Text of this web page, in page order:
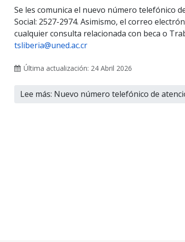
Se les comunica el nuevo número telefónico
Social: 2527-2974. Asimismo, el correo
cualquier consulta relacionada con beca o
tsliberia@uned.ac.cr
Última actualización: 24 Abril 2026
Lee más: Nuevo número telefónico de